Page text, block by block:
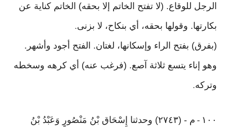
الرجل للوقاع. (لا تفتح الخاتم إلا بحقه) الخاتم كناية عن
بكارتها. وقولها بحقه، أي بنكاح، لا بزنى.
(بفرق) بفتح الراء وإسكانها، لغتان. الفتح أجود وأشهر.
وهو إناء يتسع ثلاثة آصع. (فرغب عنه) أي كرهه وسخطه
وتركه.
١٠٠ -
م - (٢٧٤٣) وحدثنا إِسْحَاق بْنُ مَنْصُورٍ وَعَبْدُ بْنُ